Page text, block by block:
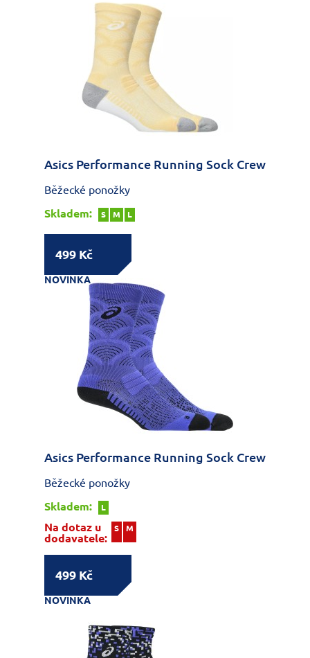
Asics Performance Running Sock Crew
Běžecké ponožky
Skladem:
S M L
499 Kč
NOVINKA
Asics Performance Running Sock Crew
Běžecké ponožky
Skladem:
L
Na dotaz u
dodavatele:
S M
499 Kč
NOVINKA